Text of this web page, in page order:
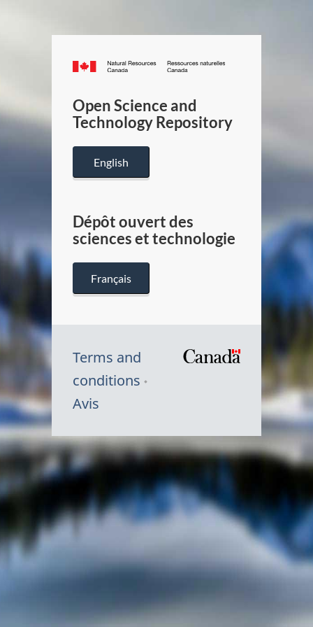
Canada.ca
/
Canada
Open Science and
Technology Repository
English
Dépôt ouvert des
sciences et technologie
Français
Terms and
conditions
Avis
Symbole
du
Canada